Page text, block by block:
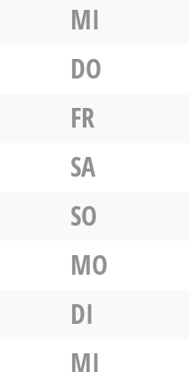
MI
DO
FR
SA
SO
MO
DI
MI